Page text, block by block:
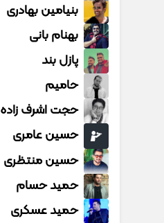
بنیامین بهادری
بهنام بانی
پازل بند
حامیم
حجت اشرف زاده
حسین عامری
حسین منتظری
حمید حسام
حمید عسکری